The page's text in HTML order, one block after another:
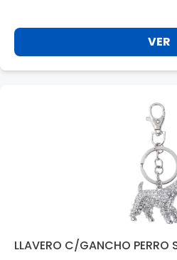
VER
LLAVERO C/GANCHO PERRO